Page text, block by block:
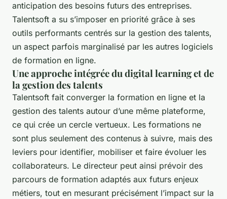
anticipation des besoins futurs des entreprises.
Talentsoft a su s’imposer en priorité grâce à ses
outils performants centrés sur la gestion des talents,
un aspect parfois marginalisé par les autres logiciels
de formation en ligne.
Une approche intégrée du digital learning et de
la gestion des talents
Talentsoft fait converger la formation en ligne et la
gestion des talents autour d’une même plateforme,
ce qui crée un cercle vertueux. Les formations ne
sont plus seulement des contenus à suivre, mais des
leviers pour identifier, mobiliser et faire évoluer les
collaborateurs. Le directeur peut ainsi prévoir des
parcours de formation adaptés aux futurs enjeux
métiers, tout en mesurant précisément l’impact sur la